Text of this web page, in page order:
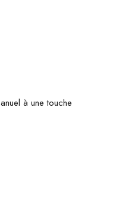
à une touche